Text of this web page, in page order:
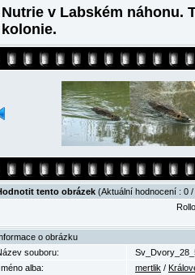
Nutrie v Labském náhonu.
kolonie.
tento obrázek (Aktuální hodnocení : 0
o obrázku
souboru:
alba:
mertlik /